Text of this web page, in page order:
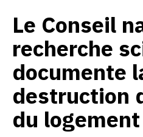
العربية(Arabe) English(
Le Conseil
recherche
documente
destruction
du logement